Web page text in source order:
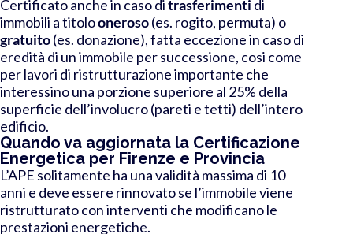
Certificato anche in caso ditrasferimenti di
immobili a titolooneroso(es. rogito, permuta) o
gratuito(es. donazione), fatta eccezione in caso di
eredità di un immobile per successione, cosi come
per lavori di ristrutturazione importante che
interessino una porzione superiore al 25% della
superficie dell’involucro (pareti e tetti) dell’intero
edificio.
Quando va aggiornata la Certificazione
Energetica per Firenze e Provincia
L’APE solitamente ha una validità massima di 10
anni e deve essere rinnovato se l’immobile viene
ristrutturato con interventi che modificano le
prestazioni energetiche.